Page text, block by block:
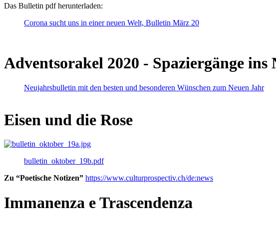
Das Bulletin pdf herunterladen:
Corona sucht uns in einer neuen Welt, Bulletin März 20
Adventsorakel 2020 - Spaziergänge ins
Neujahrsbulletin mit den besten und besonderen Wünschen zum Neuen Jahr
Eisen und die Rose
bulletin_oktober_19b.pdf
Zu “Poetische Notizen” https://www.culturprospectiv.ch/de:news
Immanenza e Trascendenza